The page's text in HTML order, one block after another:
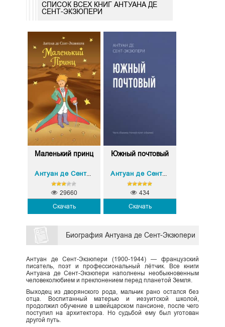
СПИСОК ВСЕХ КНИГ АНТУАНА ДЕ
СЕНТ-ЭКЗЮПЕРИ
Маленький принц
Антуан де Сент-Экзюпери
Скачать
29660
Южный почтовый
Антуан де Сент-Экзюпери
Скачать
434
Биография Антуана де Сент-Экзюпери
Антуан де Сент-Экзюпери (1900-1944) — французский
писатель, поэт и профессиональный лётчик. Все книги
Антуана де Сент-Экзюпери наполнены необыкновенным
человеколюбием и преклонением перед планетой Земля.
Выходец из дворянского рода, мальчик рано остался без
отца. Воспитанный матерью и иезуитской школой,
продолжил обучение в швейцарском пансионе, после чего
поступил на архитектора. Но судьбой ему был уготован
другой путь.